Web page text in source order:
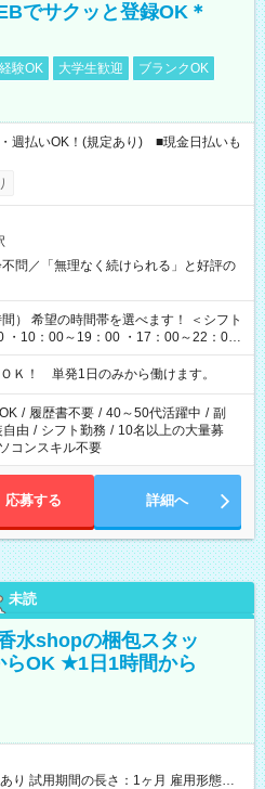
でサクッと登録OK＊
験OK 大学生歓迎
ブランクOK
週払いOK！(規定あり) ■現金日払いも
問／「無理なく続けられる」と好評の
シフト
・10：00～19：00 ・17：00～22：00
：00～翌6：00 など
ＯＫ！ 単発1日のみから働けます。
/ 履歴書不要 / 40～50代活躍中 / 副
自由 / シフト勤務 / 10名以上の大量募
コンスキル不要
応募する 詳細へ
未読
水shopの梱包スタッ
OK ★1日1時間から
り 試用期間の長さ：1ヶ月 雇用形態、